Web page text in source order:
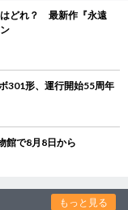
はどれ？ 最新作『永遠
301形、運行開始55周年
館で8月8日から
もっと見る